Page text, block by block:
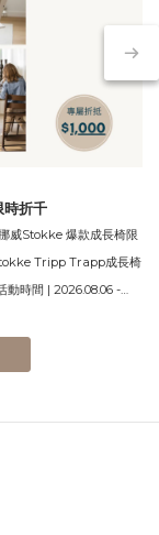
折千
威Stokke 爆款成長椅限
Tripp Trapp成長椅
的木質調性。橡木款 ：
質感。 ( 本活動不可配合